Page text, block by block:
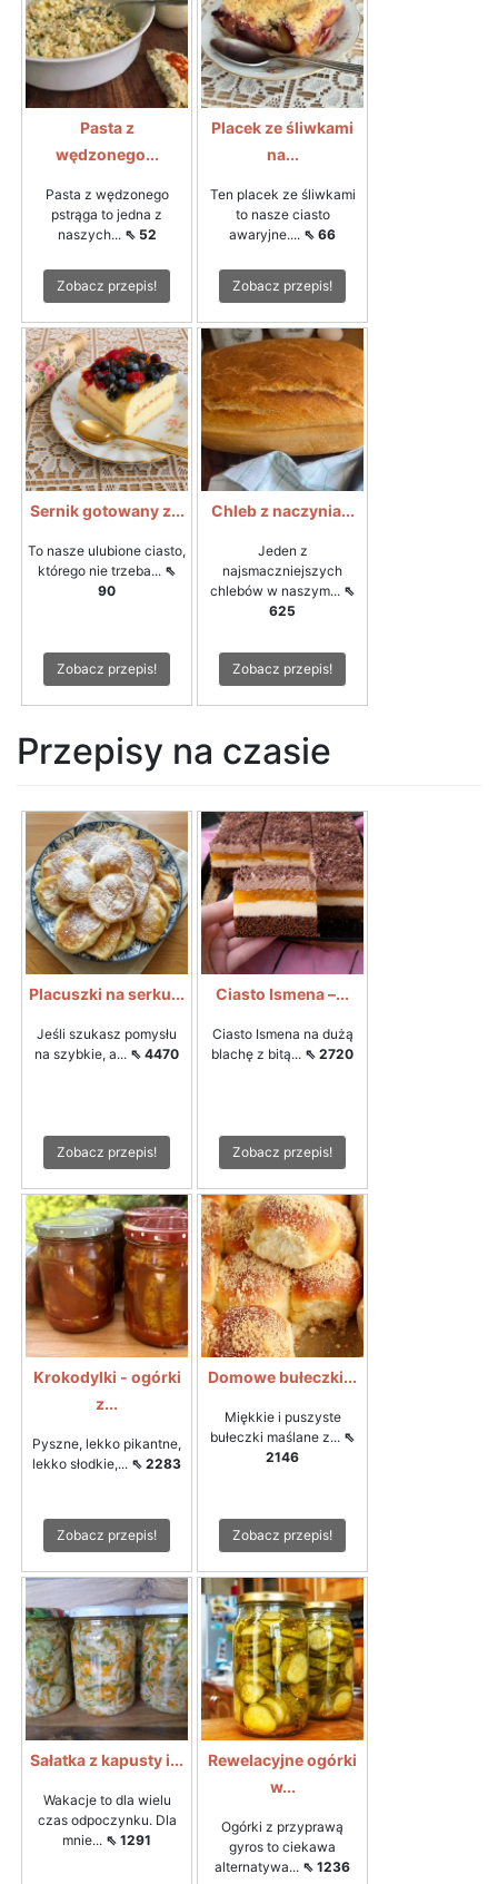
Pasta z
wędzonego...
Pasta z wędzonego
pstrąga to jedna z
naszych... ⇖ 52
Zobacz przepis!
Placek ze śliwkami
na...
Ten placek ze śliwkami
to nasze ciasto
awaryjne.... ⇖ 66
Zobacz przepis!
Sernik gotowany z...
To nasze ulubione ciasto,
którego nie trzeba... ⇖
90
Zobacz przepis!
Chleb z naczynia...
Jeden z
najsmaczniejszych
chlebów w naszym... ⇖
625
Zobacz przepis!
Przepisy na czasie
Placuszki na serku...
Jeśli szukasz pomysłu
na szybkie, a... ⇖ 4470
Zobacz przepis!
Ciasto Ismena –...
Ciasto Ismena na dużą
blachę z bitą... ⇖ 2720
Zobacz przepis!
Krokodylki - ogórki
z...
Pyszne, lekko pikantne,
lekko słodkie,... ⇖ 2283
Zobacz przepis!
Domowe bułeczki...
Miękkie i puszyste
bułeczki maślane z... ⇖
2146
Zobacz przepis!
Sałatka z kapusty i...
Wakacje to dla wielu
czas odpoczynku. Dla
mnie... ⇖ 1291
Rewelacyjne ogórki
w...
Ogórki z przyprawą
gyros to ciekawa
alternatywa... ⇖ 1236